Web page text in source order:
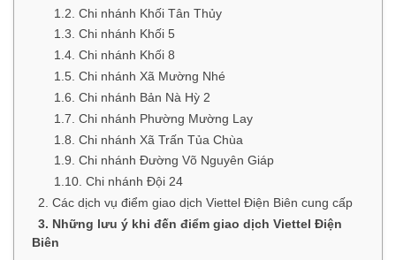
1.2. Chi nhánh Khối Tân Thủy
1.3. Chi nhánh Khối 5
1.4. Chi nhánh Khối 8
1.5. Chi nhánh Xã Mường Nhé
1.6. Chi nhánh Bản Nà Hỳ 2
1.7. Chi nhánh Phường Mường Lay
1.8. Chi nhánh Xã Trấn Tủa Chùa
1.9. Chi nhánh Đường Võ Nguyên Giáp
1.10. Chi nhánh Đội 24
2. Các dịch vụ điểm giao dịch Viettel Điện Biên cung cấp
3. Những lưu ý khi đến điểm giao dịch Viettel Điện
Biên